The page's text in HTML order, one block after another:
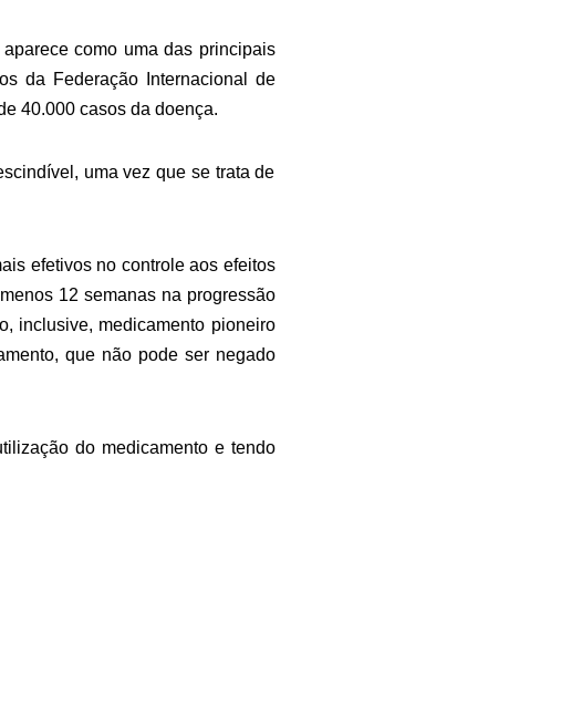
como uma das principais
da Federação Internacional de
40.000 casos da doença.
uma vez que se trata de
efetivos no controle aos efeitos
12 semanas na progressão
inclusive, medicamento pioneiro
que não pode ser negado
do medicamento e tendo